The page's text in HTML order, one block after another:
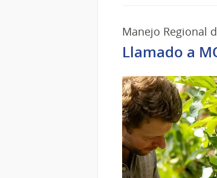
Manejo Regional
Llamado a